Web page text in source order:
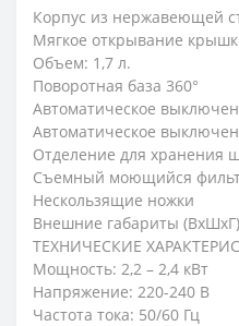
Корпус из нержавеющей
Мягкое открывание
Объем: 1,7 л.
Поворотная база 360°
Автоматическое
Автоматическое
Отделение для хранения
Съемный моющийся
Нескользящие ножки
Внешние габариты
ТЕХНИЧЕСКИЕ
Мощность: 2,2 – 2,4 кВт
Напряжение: 220-240 В
Частота тока: 50/60 Гц